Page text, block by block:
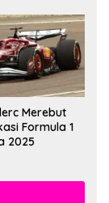
Merebut
Formula 1
2025